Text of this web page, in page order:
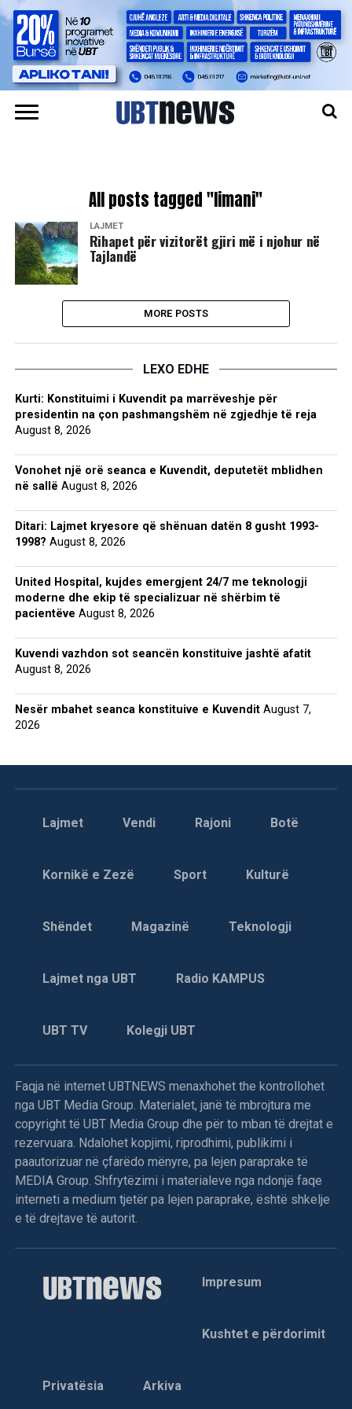
All posts tagged "limani"
LAJMET
Rihapet për vizitorët gjiri më i njohur në
Tajlandë
MORE POSTS
LEXO EDHE
Kurti: Konstituimi i Kuvendit pa marrëveshje për
presidentin na çon pashmangshëm në zgjedhje të reja
August 8, 2026
Vonohet një orë seanca e Kuvendit, deputetët mblidhen
në sallë August 8, 2026
Ditari: Lajmet kryesore që shënuan datën 8 gusht 1993-
1998? August 8, 2026
United Hospital, kujdes emergjent 24/7 me teknologji
moderne dhe ekip të specializuar në shërbim të
pacientëve August 8, 2026
Kuvendi vazhdon sot seancën konstituive jashtë afatit
August 8, 2026
Nesër mbahet seanca konstituive e Kuvendit August 7,
2026
Lajmet Vendi Rajoni Botë
Kornikë e Zezë Sport Kulturë
Shëndet Magazinë Teknologji
Lajmet nga UBT Radio KAMPUS
UBT TV Kolegji UBT
Faqja në internet UBTNEWS menaxhohet the kontrollohet
nga UBT Media Group. Materialet, janë të mbrojtura me
copyright të UBT Media Group dhe për to mban të drejtat e
rezervuara. Ndalohet kopjimi, riprodhimi, publikimi i
paautorizuar në çfarëdo mënyre, pa lejen paraprake të
MEDIA Group. Shfrytëzimi i materialeve nga ndonjë faqe
interneti a medium tjetër pa lejen paraprake, është shkelje
e të drejtave të autorit.
Impresum
Kushtet e përdorimit
Privatësia Arkiva